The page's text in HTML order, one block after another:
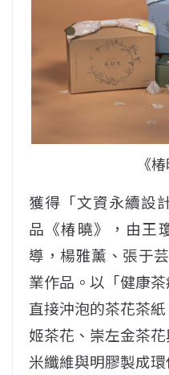
《
獲得「文資永續設
品《椿曉》，由王
導，楊雅薰、張于
業作品。以「健康
直接沖泡的茶花茶
姬茶花、崇左金茶
米纖維與明膠製成